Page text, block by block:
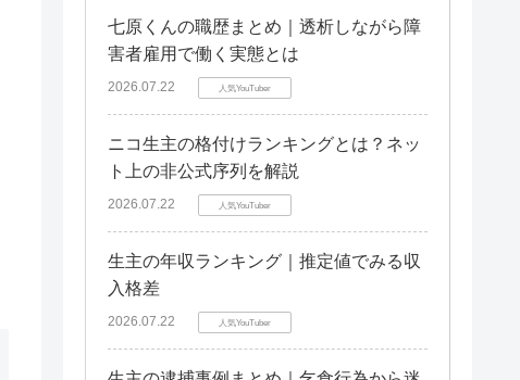
七原くんの職歴まとめ｜透析しながら障
害者雇用で働く実態とは
2026.07.22 人気YouTuber
ニコ生主の格付けランキングとは？ネッ
ト上の非公式序列を解説
2026.07.22 人気YouTuber
生主の年収ランキング｜推定値でみる収
入格差
2026.07.22 人気YouTuber